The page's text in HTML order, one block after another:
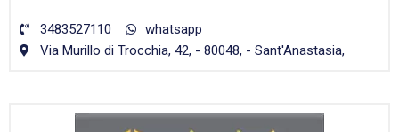
3483527110
whatsapp
Via Murillo di Trocchia, 42, - 80048, - Sant'Anastasia,